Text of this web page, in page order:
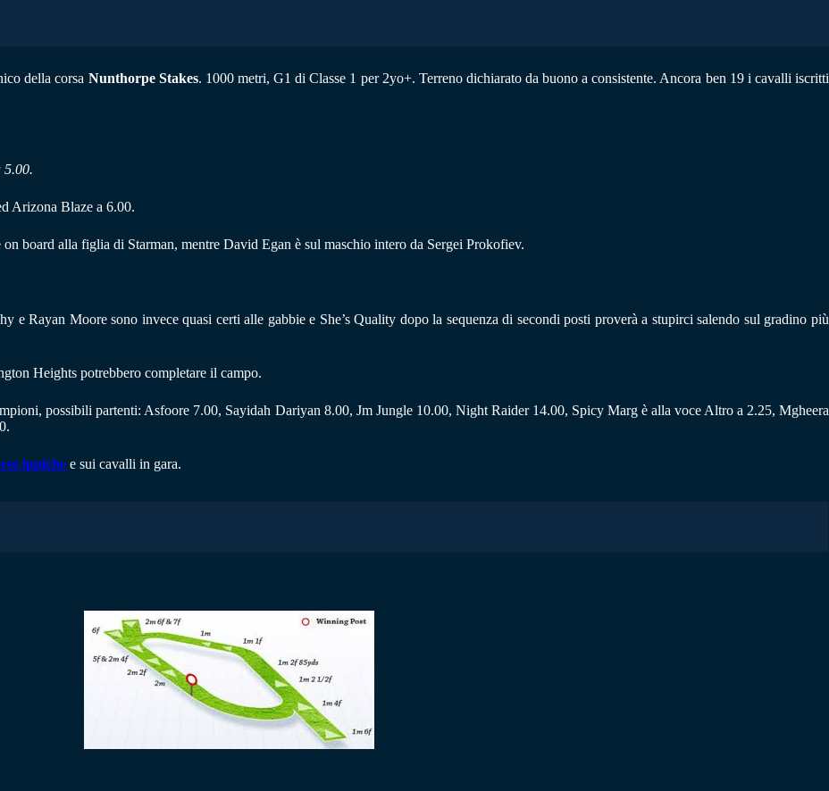
della corsa Nunthorpe Stakes. 1000 metri, G1 di Classe 1 per 2yo+. Terreno dichiarato da buono a consistente. Ancora ben 19 i cavalli iscritti
5.00.
Arizona Blaze a 6.00.
board alla figlia di Starman, mentre David Egan è sul maschio intero da Sergei Prokofiev.
Rayan Moore sono invece quasi certi alle gabbie e She’s Quality dopo la sequenza di secondi posti proverà a stupirci salendo sul gradino più
Heights potrebbero completare il campo.
possibili partenti: Asfoore 7.00, Sayidah Dariyan 8.00, Jm Jungle 10.00, Night Raider 14.00, Spicy Marg è alla voce Altro a 2.25, Mgheera
ippiche e sui cavalli in gara.